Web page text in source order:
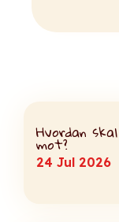
Hvordan
mot?
24 Jul 2026